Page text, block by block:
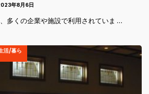
年8月6日
多くの企業や施設で利用されていま …
活/暮ら